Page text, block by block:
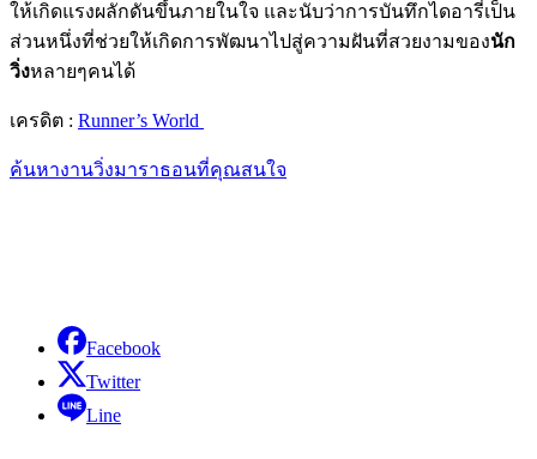
ให้เกิดแรงผลักดันขึ้นภายในใจ และนับว่าการบันทึกไดอารี่เป็น
ส่วนหนึ่งที่ช่วยให้เกิดการพัฒนาไปสู่ความฝันที่สวยงามของนัก
วิ่งหลายๆคนได้
เครดิต : Runner’s World
ค้นหางานวิ่งมาราธอนที่คุณสนใจ
Facebook
Twitter
Line